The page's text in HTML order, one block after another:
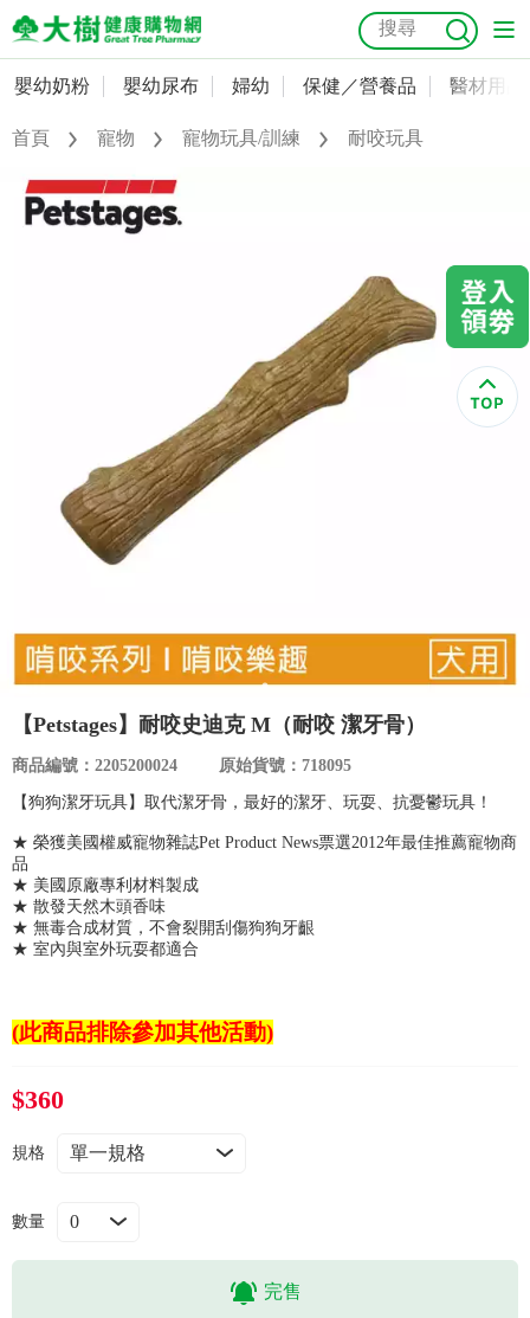
嬰幼奶粉
婦幼
美容／個人清潔
食品／健康食補
名人嚴選
關於我們
合作提案
購物流程
奶瓶奶嘴
會員資料及密碼修改
訂單查詢
優惠券領取
優惠券查詢
嬰幼奶粉 嬰幼尿布 婦幼 保健／營養品 醫材用品
首頁 寵物 寵物玩具/訓練 耐咬玩具
【Petstages】耐咬史迪克 M（耐咬 潔牙骨）
商品編號：2205200024 原始貨號：718095
【狗狗潔牙玩具】取代潔牙骨，最好的潔牙、玩耍、抗憂鬱玩具！
★ 榮獲美國權威寵物雜誌Pet Product News票選2012年最佳推薦寵物商
品
★ 美國原廠專利材料製成
★ 散發天然木頭香味
★ 無毒合成材質，不會裂開刮傷狗狗牙齦
★ 室內與室外玩耍都適合
(此商品排除參加其他活動)
$360
規格
數量
完售